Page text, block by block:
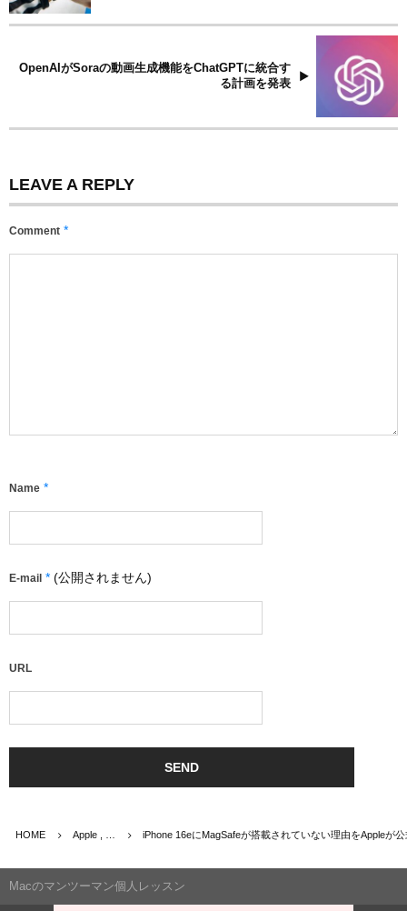
OpenAIがSoraの動画生成機能をChatGPTに統合す
る計画を発表
LEAVE A REPLY
Comment *
Name *
E-mail * (公開されません)
URL
HOME Apple , … iPhone 16eにMagSafeが搭載されていない理由をAppleが
Macのマンツーマン個人レッスン